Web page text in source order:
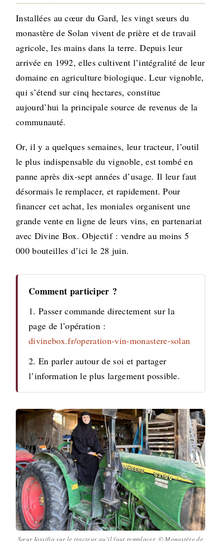
Installées au cœur du Gard, les vingt sœurs du
monastère de Solan vivent de prière et de travail
agricole, les mains dans la terre. Depuis leur
arrivée en 1992, elles cultivent l’intégralité de leur
domaine en agriculture biologique. Leur vignoble,
qui s’étend sur cinq hectares, constitue
aujourd’hui la principale source de revenus de la
communauté.
Or, il y a quelques semaines, leur tracteur, l’outil
le plus indispensable du vignoble, est tombé en
panne après dix-sept années d’usage. Il leur faut
désormais le remplacer, et rapidement. Pour
financer cet achat, les moniales organisent une
grande vente en ligne de leurs vins, en partenariat
avec Divine Box. Objectif : vendre au moins 5
000 bouteilles d’ici le 28 juin.
Comment participer ?
1. Passer commande directement sur la
page de l’opération :
divinebox.fr/operation-vin-monastere-solan
2. En parler autour de soi et partager
l’information le plus largement possible.
Sœur Iossifia sur le tracteur qu’il faut remplacer. © Monastère de